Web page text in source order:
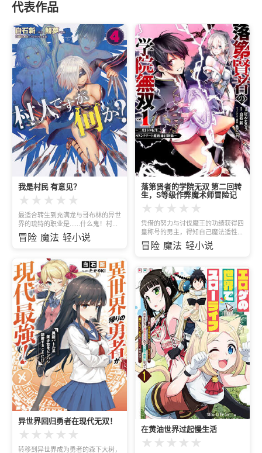
代表作品
我是村民 有意见？
★ ★ ★ ★ ★
最适合转生到充满龙与哥布林的异世
界的琉特的职业是……什么鬼！村
民！？他使用「挂掉后能够重生一
次」的外挂技能，虽然是村民，就算
漫画化！！！最具压倒性的最强
谭！！！
冒险 魔法 轻小说
异世界回归勇者在现代无双！
★ ★ ★ ★ ★
转移到异世界成为勇者的森下大树，
落第贤者的学院无双 第二回转
生，S等级作弊魔术师冒险记
★ ★ ★ ★ ★
凭借的努力与讨伐魔王的功绩获得四
皇称号的男主，得知自己魔法适性
后，了解自身与其他三皇的差距，在
不甘心的情況下过世，但是在凭借着
新开始了他的冒险
冒险 魔法 轻小说
在黄油世界过起慢生活
★ ★ ★ ★ ★